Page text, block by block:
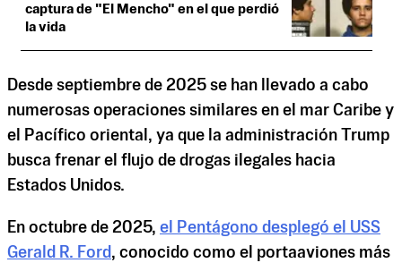
captura de "El Mencho" en el que perdió
la vida
Desde septiembre de 2025 se han llevado a cabo
numerosas operaciones similares en el mar Caribe y
el Pacífico oriental, ya que la administración Trump
busca frenar el flujo de drogas ilegales hacia
Estados Unidos.
En octubre de 2025, el Pentágono desplegó el USS
Gerald R. Ford, conocido como el portaaviones más